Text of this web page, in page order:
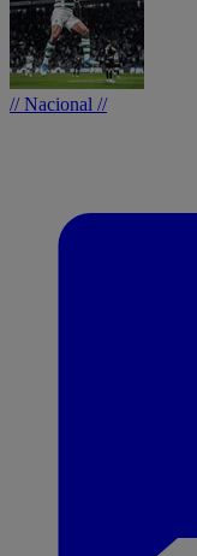
// Nacional //